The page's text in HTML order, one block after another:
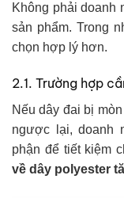
Không phải doanh
sản phẩm. Trong
chọn hợp lý hơn.
2.1. Trường hợp
Nếu dây đai bị
ngược lại, doanh
phận để tiết kiệm
về dây polyester